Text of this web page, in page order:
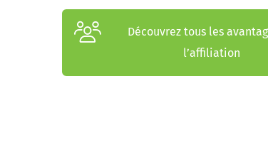
Découvrez tous les
l’affiliation